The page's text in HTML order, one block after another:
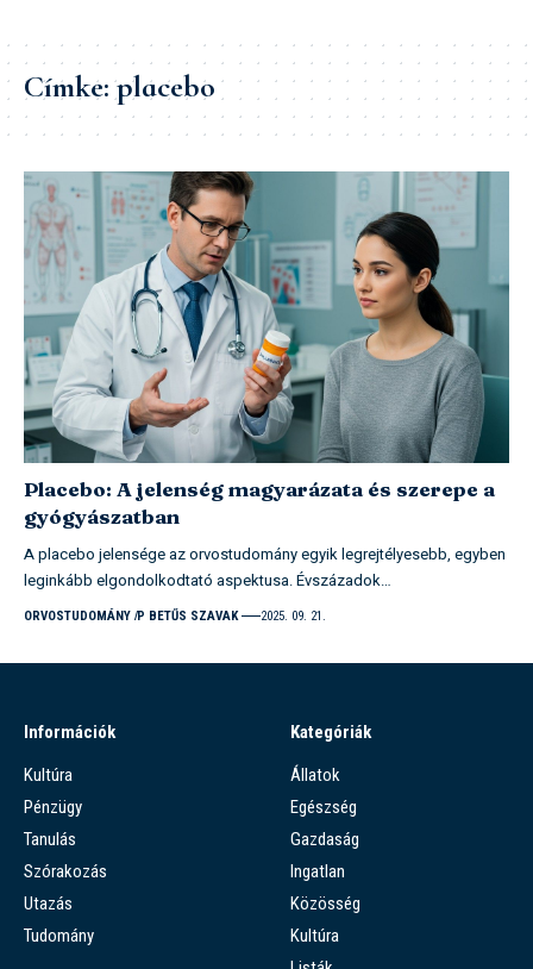
Címke:placebo
Placebo: A jelenség magyarázata és szerepe a
gyógyászatban
A placebo jelensége az orvostudomány egyik legrejtélyesebb, egyben
leginkább elgondolkodtató aspektusa. Évszázadok…
ORVOSTUDOMÁNY P BETŰS SZAVAK 2025. 09. 21.
Információk
Kultúra
Pénzügy
Tanulás
Szórakozás
Utazás
Tudomány
Kategóriák
Állatok
Egészség
Gazdaság
Ingatlan
Közösség
Kultúra